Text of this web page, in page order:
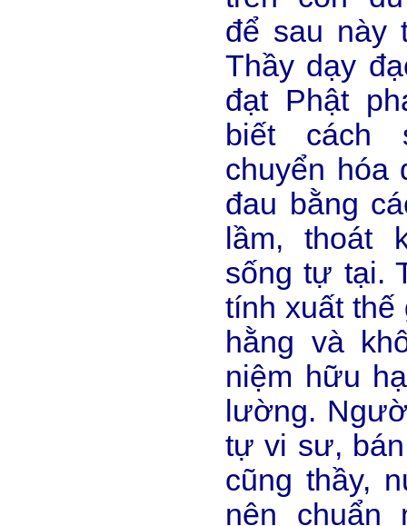
để sau này
Thầy dạy
đạt Phật
biết cách
chuyển hóa
đau bằng
lầm, thoát
sống tự tại.
tính xuất thế
hằng và
niệm hữu
lường.
tự vi sư,
cũng thầy,
nên chuẩn